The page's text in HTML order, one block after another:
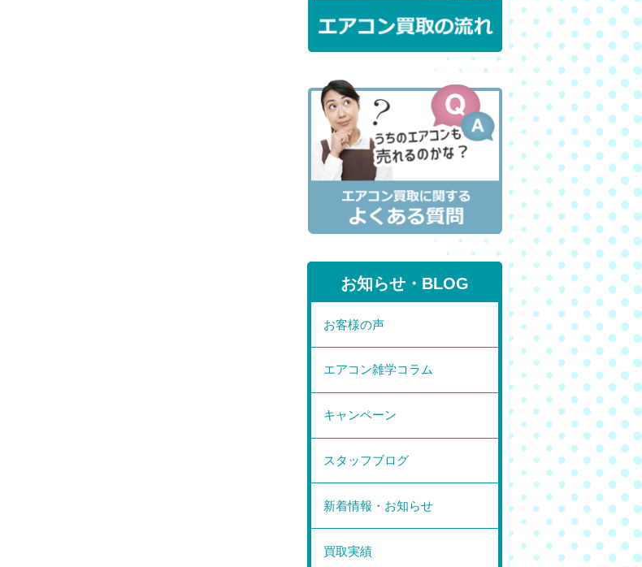
お知らせ・BLOG
お客様の声
エアコン雑学コラム
キャンペーン
スタッフブログ
新着情報・お知らせ
買取実績